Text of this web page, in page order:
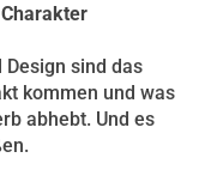
Design sind das
kommen und was
abhebt. Und es